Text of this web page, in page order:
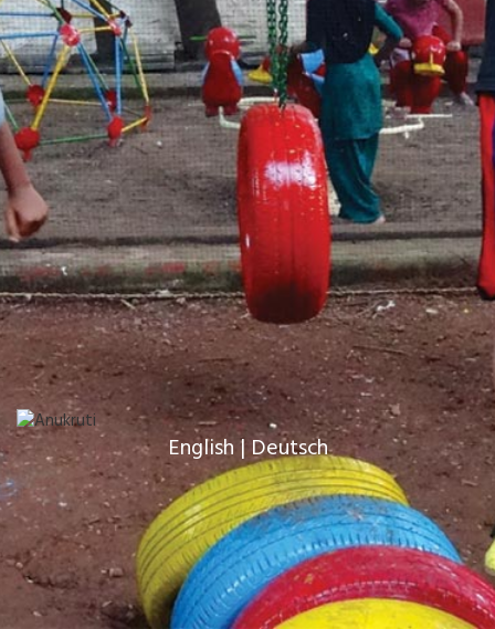
English|Deutsch